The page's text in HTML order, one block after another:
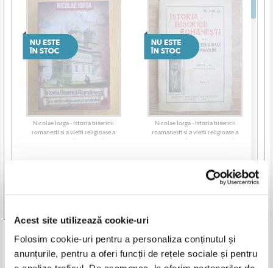
Acest site utilizează cookie-uri
Folosim cookie-uri pentru a personaliza conținutul și
anunțurile, pentru a oferi funcții de rețele sociale și pentru
Nicolae Iorga - Istoria bisericii
romanesti si a vietii religioase a
Nicolae Iorga - Istoria bisericii
roamanesti si a vietii religioase a
Produse din aceeasi categorie
-40% -15%